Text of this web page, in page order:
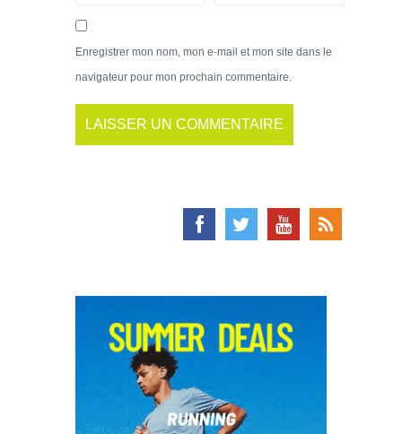
Enregistrer mon nom, mon e-mail et mon site dans le
navigateur pour mon prochain commentaire.